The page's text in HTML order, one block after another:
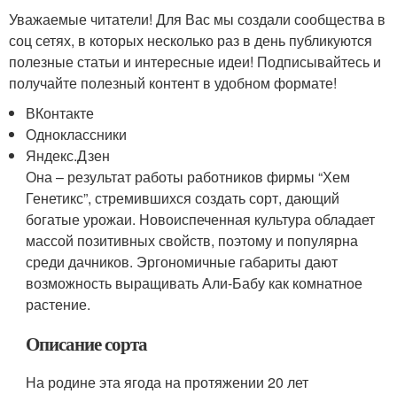
Уважаемые читатели! Для Вас мы создали сообщества в
соц сетях, в которых несколько раз в день публикуются
полезные статьи и интересные идеи! Подписывайтесь и
получайте полезный контент в удобном формате!
ВКонтакте
Одноклассники
Яндекс.Дзен
Она – результат работы работников фирмы “Хем
Генетикс”, стремившихся создать сорт, дающий
богатые урожаи. Новоиспеченная культура обладает
массой позитивных свойств, поэтому и популярна
среди дачников. Эргономичные габариты дают
возможность выращивать Али-Бабу как комнатное
растение.
Описание сорта
На родине эта ягода на протяжении 20 лет